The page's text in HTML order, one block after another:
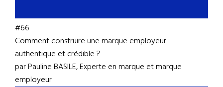
#66
Comment construire une marque employeur
authentique et crédible ?
par Pauline BASILE, Experte en marque et marque
employeur